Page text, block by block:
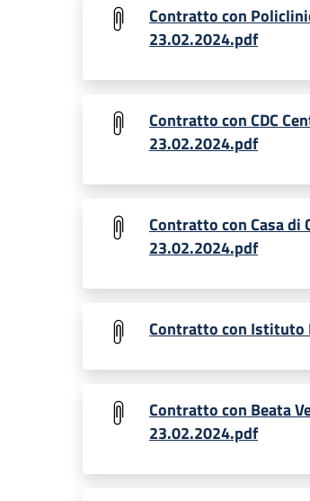
Contratto con
23.02.2024.pdf
Contratto con CDC
23.02.2024.pdf
Contratto con Casa di
23.02.2024.pdf
Contratto con Istituto
Contratto con Beata
23.02.2024.pdf